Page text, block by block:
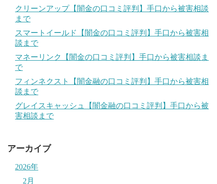
クリーンアップ【闇金の口コミ評判】手口から被害相談
まで
スマートイールド【闇金の口コミ評判】手口から被害相
談まで
マネーリンク【闇金の口コミ評判】手口から被害相談ま
で
フィンネクスト【闇金融の口コミ評判】手口から被害相
談まで
グレイスキャッシュ【闇金融の口コミ評判】手口から被
害相談まで
アーカイブ
2026年
2月